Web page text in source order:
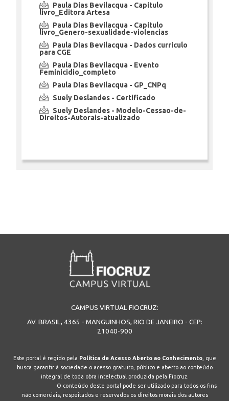
Paula Dias Bevilacqua - Capitulo
livro_Editora Artesa
Paula Dias Bevilacqua - Capitulo
livro_Genero-sexualidade-violencias
Paula Dias Bevilacqua - Dados curriculo
para CGE
Paula Dias Bevilacqua - Evento
Feminicidio_completo
Paula Dias Bevilacqua - GP_CNPq
Suely Deslandes - Certificado
Suely Deslandes - Modelo-Cessao-de-
Direitos-Autorais-atualizado
CAMPUS VIRTUAL FIOCRUZ:
AV. BRASIL, 4365 - MANGUINHOS, RIO DE JANEIRO - CEP:
21040-900
Este portal é regido pela Política de Acesso Aberto ao Conhecimento, que
busca garantir à sociedade o acesso gratuito, público e aberto ao conteúdo
integral de toda obra intelectual produzida pela Fiocruz.
O conteúdo deste portal pode ser utilizado para todos os fins
não comerciais, respeitados e reservados os direitos morais dos autores